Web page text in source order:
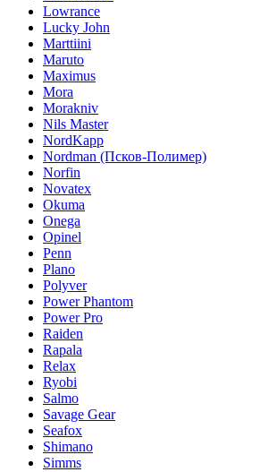
Lowrance
Lucky John
Marttiini
Maruto
Maximus
Mora
Morakniv
Nils Master
NordKapp
Nordman (Псков-Полимер)
Norfin
Novatex
Okuma
Onega
Opinel
Penn
Plano
Polyver
Power Phantom
Power Pro
Raiden
Rapala
Relax
Ryobi
Salmo
Savage Gear
Seafox
Shimano
Simms